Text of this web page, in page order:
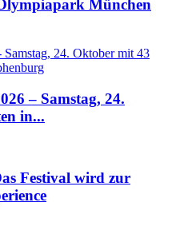
München
– Samstag, 24.
in...
Festival wird zur